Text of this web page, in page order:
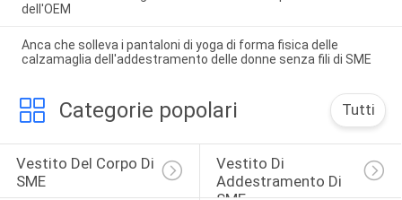
dell'OEM
Anca che solleva i pantaloni di yoga di forma fisica delle
calzamaglia dell'addestramento delle donne senza fili di SME
Categorie popolari Tutti
Vestito Del Corpo Di
SME
Vestito Di
Addestramento Di